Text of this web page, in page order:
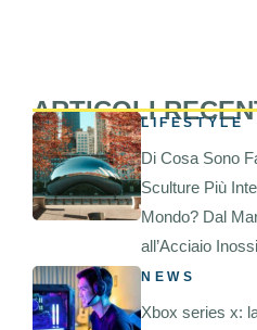
ARTICOLILIFESTYLE
Di Cosa Sono
Sculture Più
Mondo? Dal
all’Acciaio
NEWS
Xbox series x: